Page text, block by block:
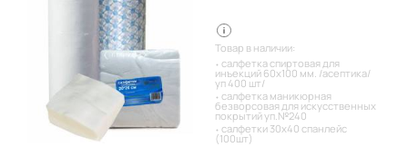
Товар в наличии:
салфетка спиртовая для
инъекций 60х100 мм. /асептика/
уп 400 шт/
салфетка маникюрная
безворсовая для искусственных
покрытий уп.№240
салфетки 30х40 спанлейс
(100шт)